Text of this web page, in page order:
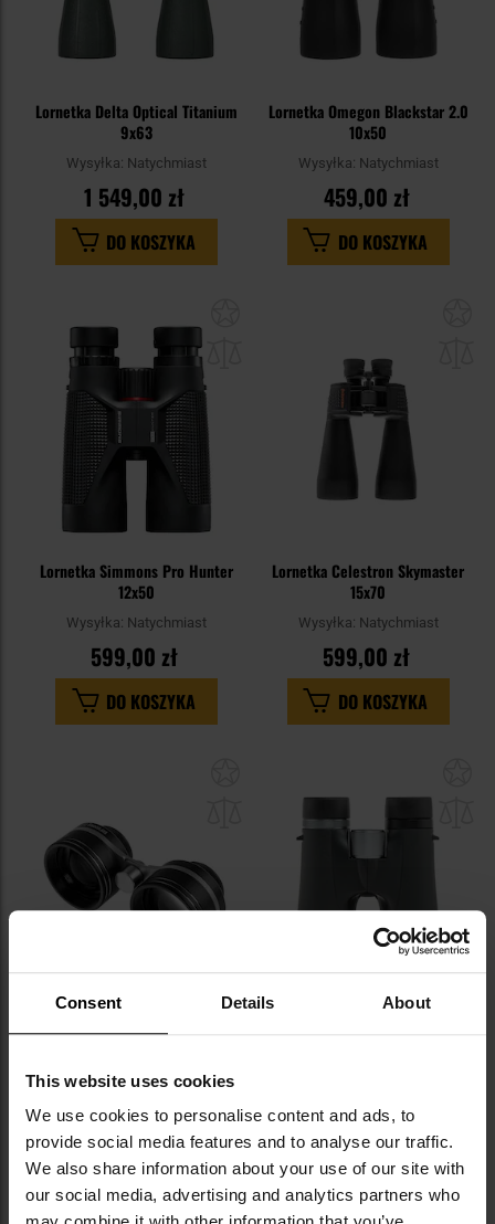
Consent Details About
This website uses cookies
We use cookies to personalise content and ads, to
provide social media features and to analyse our traffic.
We also share information about your use of our site with
our social media, advertising and analytics partners who
Lornetka Delta Optical Titanium
9x63
Wysyłka: Natychmiast
1 549,00 zł
DO KOSZYKA
Lornetka Omegon Blackstar 2.0
10x50
Wysyłka: Natychmiast
459,00 zł
DO KOSZYKA
Lornetka Simmons Pro Hunter
12x50
Wysyłka: Natychmiast
599,00 zł
DO KOSZYKA
Lornetka Celestron Skymaster
15x70
Wysyłka: Natychmiast
599,00 zł
DO KOSZYKA
schowka
Lornetka Omegon 2,1x42
Wysyłka: Natychmiast
639,00 zł
DO KOSZYKA
999,00 zł
Sugerowana cena
producenta
1 100,00 zł
DO KOSZYKA